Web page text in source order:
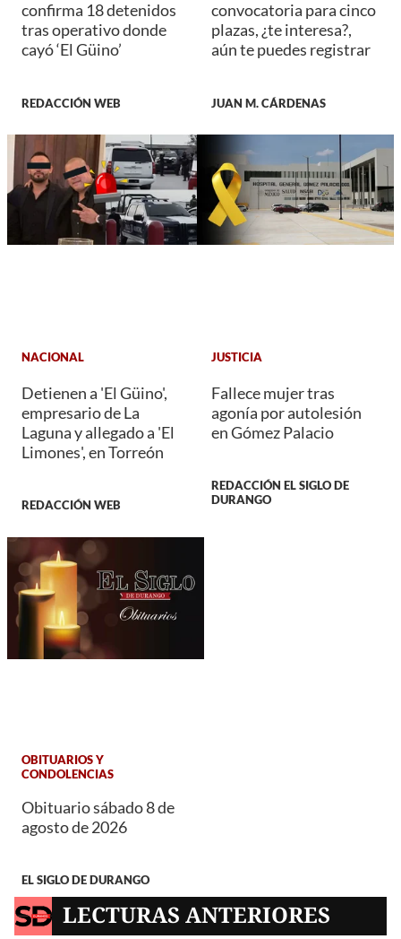
confirma 18 detenidos
tras operativo donde
cayó ‘El Güino’
REDACCIÓN WEB
convocatoria para cinco
plazas, ¿te interesa?,
aún te puedes registrar
JUAN M. CÁRDENAS
NACIONAL
Detienen a 'El Güino',
empresario de La
Laguna y allegado a 'El
Limones', en Torreón
REDACCIÓN WEB
JUSTICIA
Fallece mujer tras
agonía por autolesión
en Gómez Palacio
REDACCIÓN EL SIGLO DE
DURANGO
OBITUARIOS Y
CONDOLENCIAS
Obituario sábado 8 de
agosto de 2026
EL SIGLO DE DURANGO
LECTURAS ANTERIORES